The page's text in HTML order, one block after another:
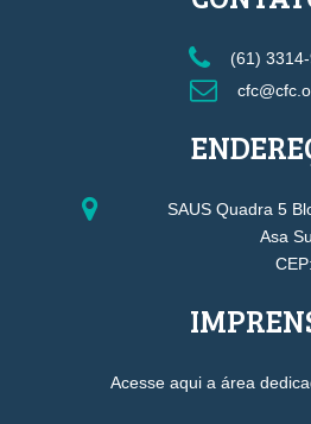
(61)
SAUS Quadra 5
Asa
Acesse aqui a área